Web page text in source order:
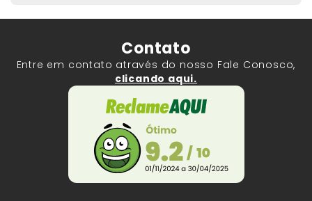
Contato
Entre em contato através do nosso Fale Conosco,
clicando aqui.